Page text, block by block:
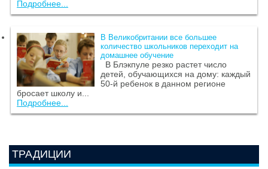
Подробнее...
В Великобритании все большее
количество школьников переходит на
домашнее обучение
В Блэкпуле резко растет число
детей, обучающихся на дому: каждый
50-й ребенок в данном регионе
бросает школу и...
Подробнее...
ТРАДИЦИИ